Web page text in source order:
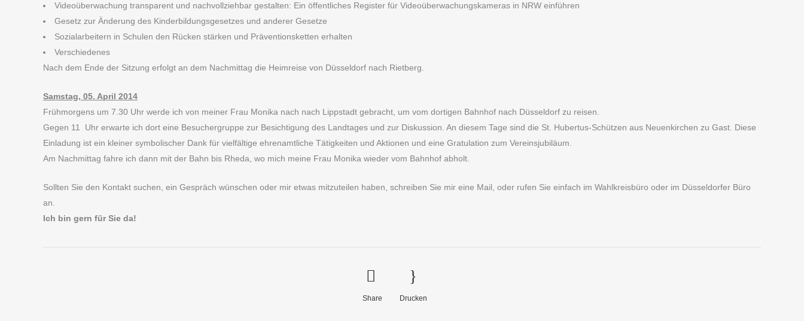
Videoüberwachung transparent und nachvollziehbar gestalten: Ein öffentliches Register für Videoüberwachungskameras in NRW einführen
Gesetz zur Änderung des Kinderbildungsgesetzes und anderer Gesetze
Sozialarbeitern in Schulen den Rücken stärken und Präventionsketten erhalten
Verschiedenes
Nach dem Ende der Sitzung erfolgt an dem Nachmittag die Heimreise von Düsseldorf nach Rietberg.
Samstag, 05. April 2014
Frühmorgens um 7.30 Uhr werde ich von meiner Frau Monika nach nach Lippstadt gebracht, um vom dortigen Bahnhof nach Düsseldorf zu reisen.
Gegen 11 Uhr erwarte ich dort eine Besuchergruppe zur Besichtigung des Landtages und zur Diskussion. An diesem Tage sind die St. Hubertus-Schützen aus Neuenkirchen zu Gast. Diese
Einladung ist ein kleiner symbolischer Dank für vielfältige ehrenamtliche Tätigkeiten und Aktionen und eine Gratulation zum Vereinsjubiläum.
Am Nachmittag fahre ich dann mit der Bahn bis Rheda, wo mich meine Frau Monika wieder vom Bahnhof abholt.
Sollten Sie den Kontakt suchen, ein Gespräch wünschen oder mir etwas mitzuteilen haben, schreiben Sie mir eine Mail, oder rufen Sie einfach im Wahlkreisbüro oder im Düsseldorfer Büro
an.
Ich bin gern für Sie da!
Share Drucken